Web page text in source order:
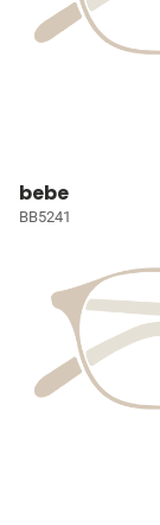
bebe
BB5241